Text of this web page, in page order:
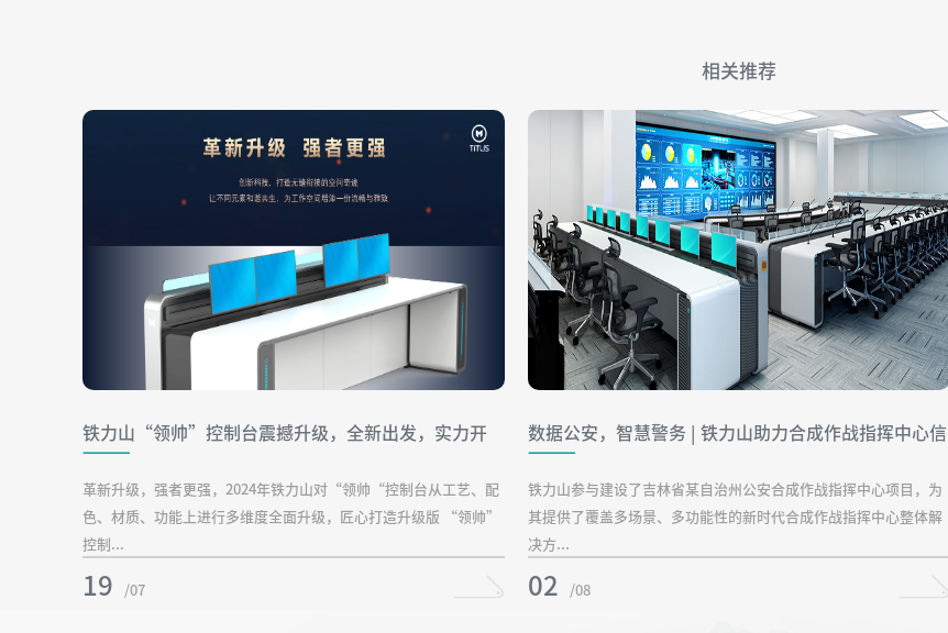
相关推荐
铁力山“领帅”控制台震撼升级，全新出发，实力开
革新升级，强者更强，2024年铁力山对“领帅“控制台从工艺、配
色、材质、功能上进行多维度全面升级，匠心打造升级版 “领帅”
控制...
19 /07
数据公安，智慧警务 | 铁力山助力合成作战指挥中心信
铁力山参与建设了吉林省某自治州公安合成作战指挥中心项目，为
其提供了覆盖多场景、多功能性的新时代合成作战指挥中心整体解
决方...
02 /08